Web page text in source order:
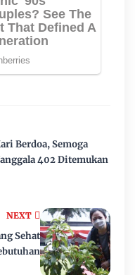
NEXT
Sehat
Berdoa, Semoga
402 Ditemukan